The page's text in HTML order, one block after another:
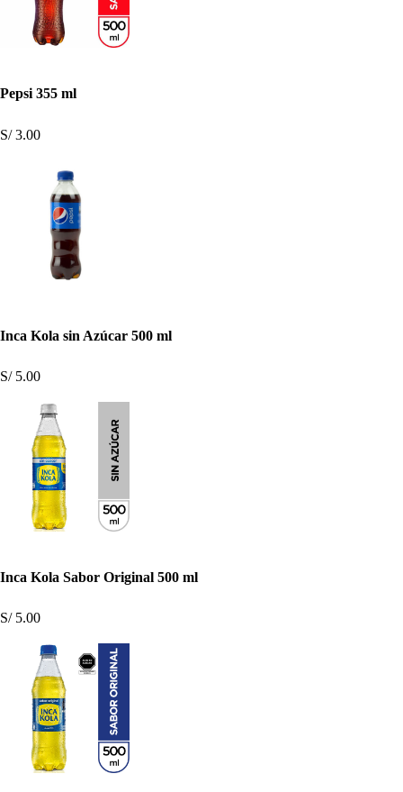
Pepsi 355 ml
S/ 3.00
Inca Kola sin Azúcar 500 ml
S/ 5.00
Inca Kola Sabor Original 500 ml
S/ 5.00